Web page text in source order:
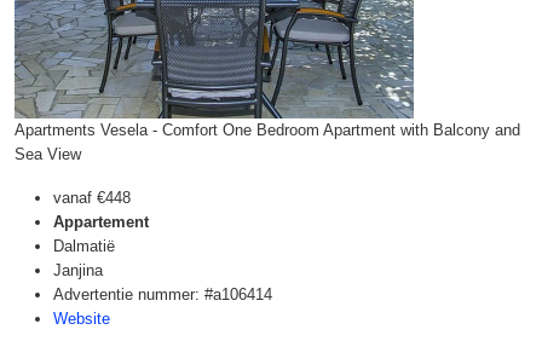
Apartments Vesela - Comfort One Bedroom Apartment with Balcony and
Sea View
vanaf €448
Appartement
Dalmatië
Janjina
Advertentie nummer: #a106414
Website